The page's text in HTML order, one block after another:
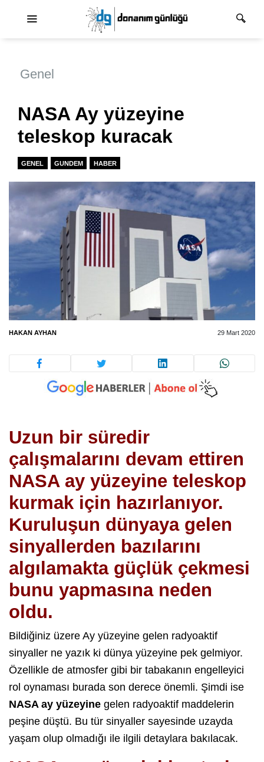
Genel
NASA Ay yüzeyine
teleskop kuracak
GENEL GUNDEM HABER
HAKAN AYHAN 29 Mart 2020
Uzun bir süredir
çalışmalarını devam ettiren
NASA ay yüzeyine teleskop
kurmak için hazırlanıyor.
Kuruluşun dünyaya gelen
sinyallerden bazılarını
algılamakta güçlük çekmesi
bunu yapmasına neden
oldu.
Bildiğiniz üzere Ay yüzeyine gelen radyoaktif
sinyaller ne yazık ki dünya yüzeyine pek gelmiyor.
Özellikle de atmosfer gibi bir tabakanın engelleyici
rol oynaması burada son derece önemli. Şimdi ise
NASA ay yüzeyine gelen radyoaktif maddelerin
peşine düştü. Bu tür sinyaller sayesinde uzayda
yaşam olup olmadığı ile ilgili detaylara bakılacak.